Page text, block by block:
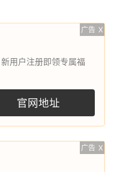
广告 X
用户注册即领专属福
官网地址
广告 X